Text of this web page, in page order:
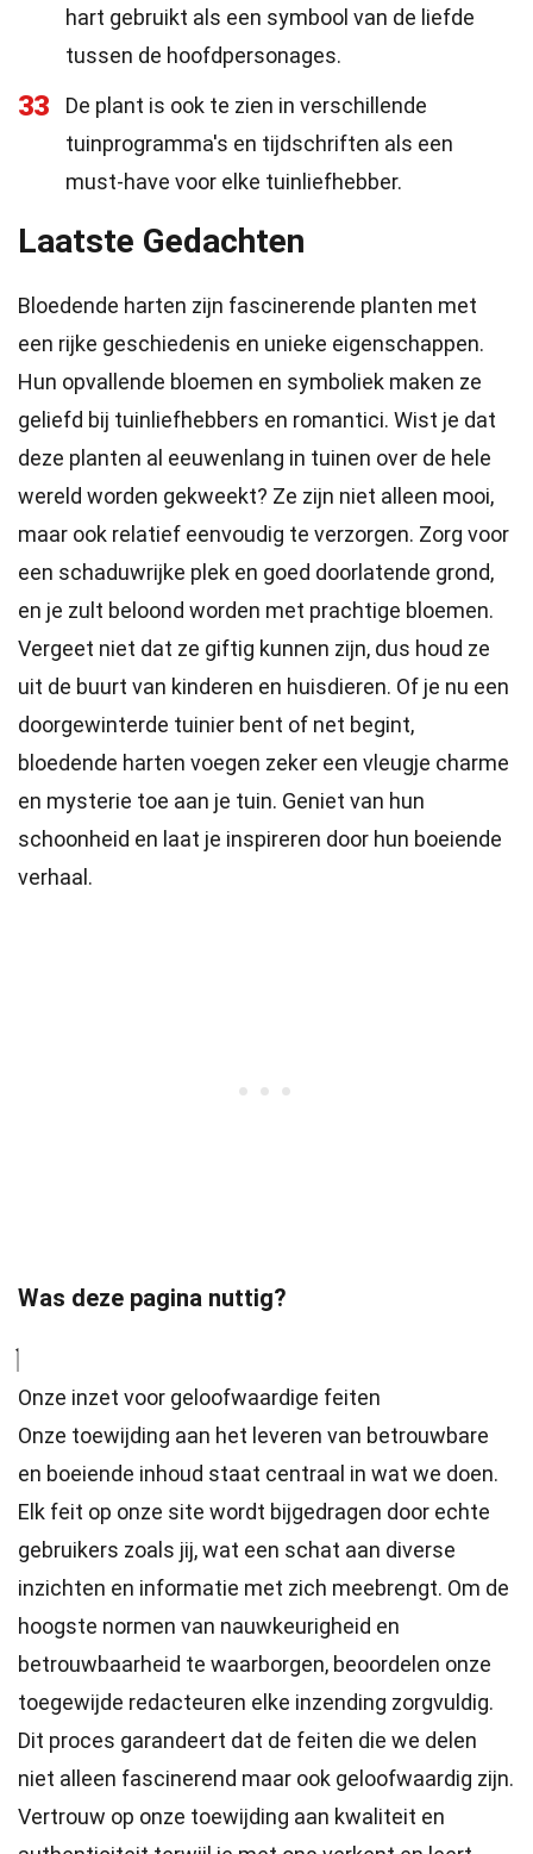
hart gebruikt als een symbool van de liefde
tussen de hoofdpersonages.
33
De plant is ook te zien in verschillende
tuinprogramma's en tijdschriften als een
must-have voor elke tuinliefhebber.
Laatste Gedachten
Bloedende harten zijn fascinerende planten met
een rijke geschiedenis en unieke eigenschappen.
Hun opvallende bloemen en symboliek maken ze
geliefd bij tuinliefhebbers en romantici. Wist je dat
deze planten al eeuwenlang in tuinen over de hele
wereld worden gekweekt? Ze zijn niet alleen mooi,
maar ook relatief eenvoudig te verzorgen. Zorg voor
een schaduwrijke plek en goed doorlatende grond,
en je zult beloond worden met prachtige bloemen.
Vergeet niet dat ze giftig kunnen zijn, dus houd ze
uit de buurt van kinderen en huisdieren. Of je nu een
doorgewinterde tuinier bent of net begint,
bloedende harten voegen zeker een vleugje charme
en mysterie toe aan je tuin. Geniet van hun
schoonheid en laat je inspireren door hun boeiende
verhaal.
Was deze pagina nuttig?
Onze inzet voor geloofwaardige feiten
Onze toewijding aan het leveren van betrouwbare
en boeiende inhoud staat centraal in wat we doen.
Elk feit op onze site wordt bijgedragen door echte
gebruikers zoals jij, wat een schat aan diverse
inzichten en informatie met zich meebrengt. Om de
hoogste normen van nauwkeurigheid en
betrouwbaarheid te waarborgen, beoordelen onze
toegewijde redacteuren elke inzending zorgvuldig.
Dit proces garandeert dat de feiten die we delen
niet alleen fascinerend maar ook geloofwaardig zijn.
Vertrouw op onze toewijding aan kwaliteit en